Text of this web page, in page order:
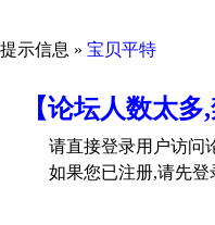
提示信息 » 宝贝平特
【论坛人数太
请直接登录用户访问
如果您已注册,请先